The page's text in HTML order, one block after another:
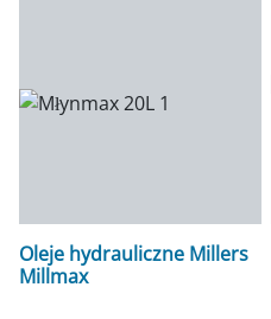
Oleje hydrauliczne Millers
Millmax